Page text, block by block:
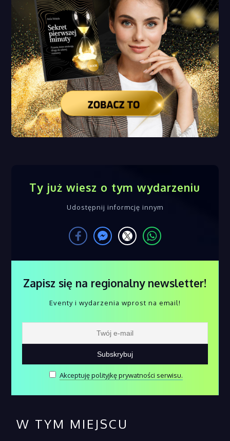
Ty już wiesz o tym wydarzeniu
Udostępnij informcję innym
Zapisz się na regionalny newsletter!
Eventy i wydarzenia wprost na email!
Akceptuję polityjkę prywatności serwisu.
W TYM MIEJSCU